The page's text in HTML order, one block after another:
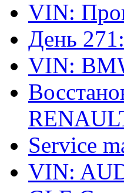
VIN:
День
VIN:
Service
VIN: